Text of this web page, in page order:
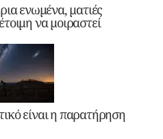
ενωμένα, ματιές
να μοιραστεί
είναι η παρατήρηση